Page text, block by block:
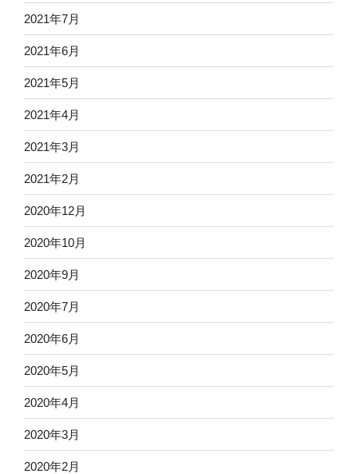
2021年7月
2021年6月
2021年5月
2021年4月
2021年3月
2021年2月
2020年12月
2020年10月
2020年9月
2020年7月
2020年6月
2020年5月
2020年4月
2020年3月
2020年2月